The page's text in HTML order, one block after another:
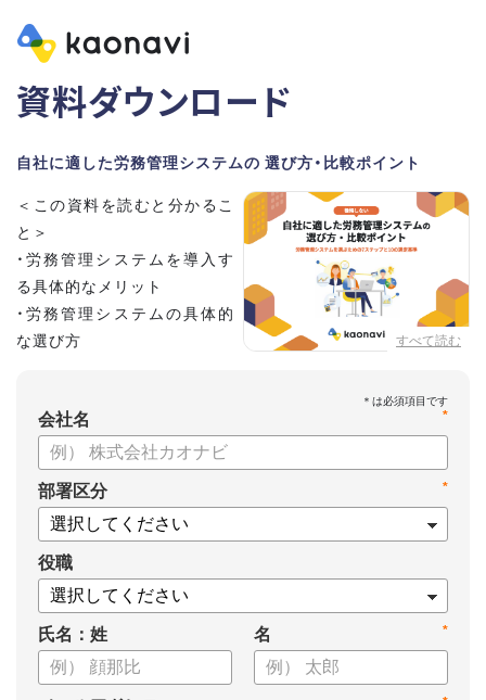
資料ダウンロード
自社に適した労務管理システムの 選び方・比較ポイント
すべて読む
＜この資料を読むと分かるこ
と＞
・労務管理システムを導入す
る具体的なメリット
・労務管理システムの具体的
な選び方
*
会社名
*
部署区分
役職
氏名：姓 *
名